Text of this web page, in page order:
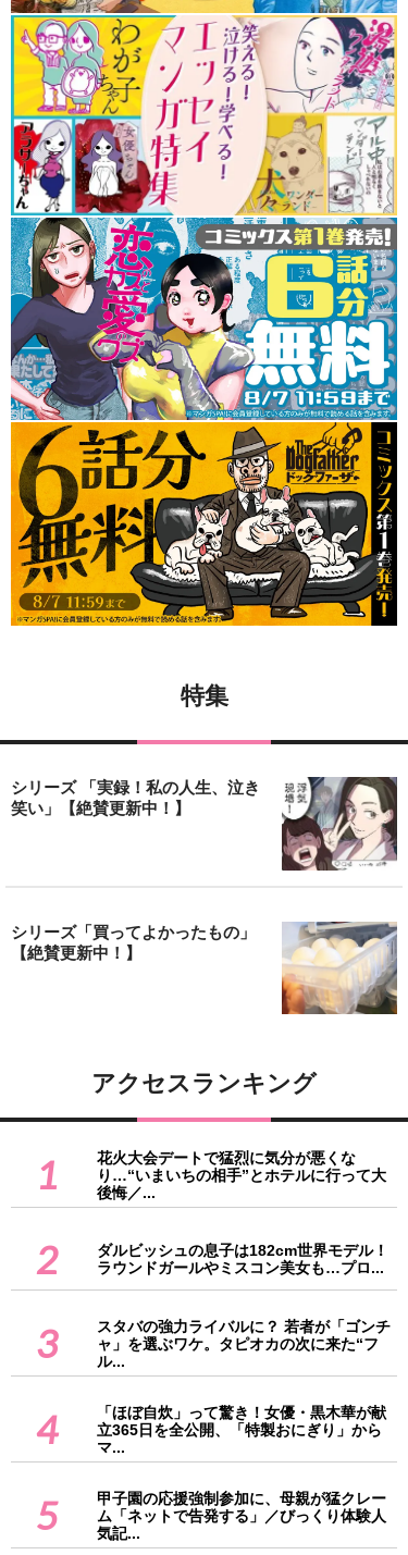
特集
シリーズ 「実録！私の人生、泣き
笑い」【絶賛更新中！】
シリーズ「買ってよかったもの」
【絶賛更新中！】
アクセスランキング
1
花火大会デートで猛烈に気分が悪くな
り…“いまいちの相手”とホテルに行って大
後悔／...
2
ダルビッシュの息子は182cm世界モデル！
ラウンドガールやミスコン美女も…プロ...
3
スタバの強力ライバルに？ 若者が「ゴンチ
ャ」を選ぶワケ。タピオカの次に来た“フ
ル...
4
「ほぼ自炊」って驚き！女優・黒木華が献
立365日を全公開、「特製おにぎり」から
マ...
5
甲子園の応援強制参加に、母親が猛クレー
ム「ネットで告発する」／びっくり体験人
気記...